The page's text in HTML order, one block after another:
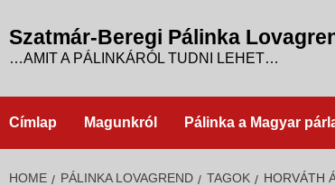
to
content
Szatmár-Beregi Pálinka
…AMIT A PÁLINKÁRÓL TUDNI LEHET…
Címlap Magunkról Pálinka a Magyar
HOME PÁLINKA LOVAGREND TAGOK HORVÁTH